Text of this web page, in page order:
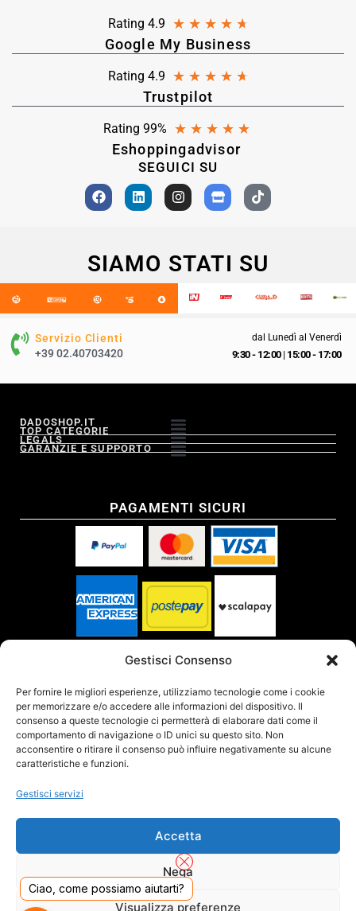
Gestisci Consenso
Per fornire le migliori esperienze, utilizziamo tecnologie come i cookie
per memorizzare e/o accedere alle informazioni del dispositivo. Il
consenso a queste tecnologie ci permetterà di elaborare dati come il
comportamento di navigazione o ID unici su questo sito. Non
acconsentire o ritirare il consenso può influire negativamente su alcune
caratteristiche e funzioni.
Gestisci servizi
Accetta
Nega
Visualizza preferenze
Rating 4.9 ★ ★ ★ ★ ★
Google My Business
Rating 4.9 ★ ★ ★ ★ ★
Trustpilot
Rating 99% ★ ★ ★ ★ ★
Eshoppingadvisor
SEGUICI SU
SIAMO STATI SU
Servizio Clienti
+39 02.40703420
dal Lunedì al Venerdì
9:30 - 12:00| 15:00 - 17:00
DADOSHOP.IT
TOP CATEGORIE
LEGALS
GARANZIE E SUPPORTO
PAGAMENTI SICURI
SITO CERTIFICATO
Ciao, come possiamo aiutarti?